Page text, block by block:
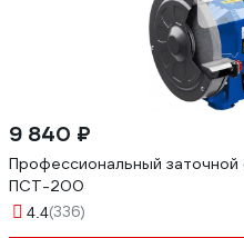
9 840 ₽
Профессиональный
ПСТ-200
4.4(336)